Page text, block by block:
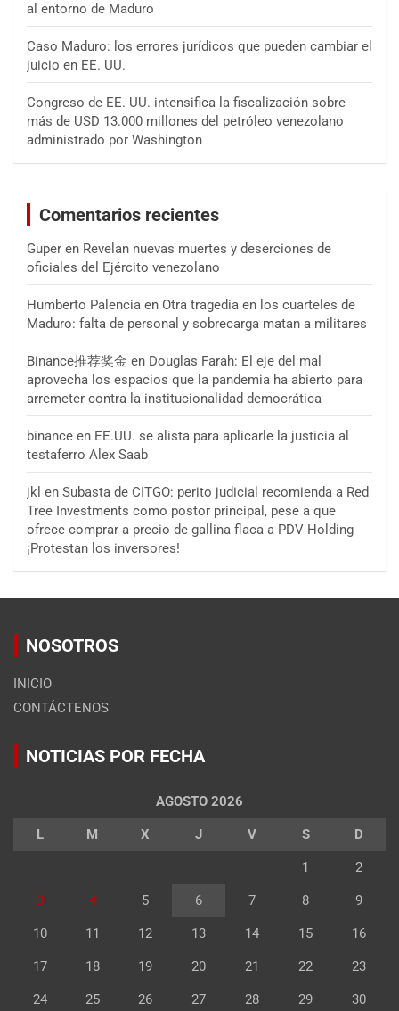
al entorno de Maduro
Caso Maduro: los errores jurídicos que pueden cambiar el
juicio en EE. UU.
Congreso de EE. UU. intensifica la fiscalización sobre
más de USD 13.000 millones del petróleo venezolano
administrado por Washington
Comentarios recientes
Guper en Revelan nuevas muertes y deserciones de
oficiales del Ejército venezolano
Humberto Palencia en Otra tragedia en los cuarteles de
Maduro: falta de personal y sobrecarga matan a militares
Binance推荐奖金 en Douglas Farah: El eje del mal
aprovecha los espacios que la pandemia ha abierto para
arremeter contra la institucionalidad democrática
binance en EE.UU. se alista para aplicarle la justicia al
testaferro Alex Saab
jkl en Subasta de CITGO: perito judicial recomienda a Red
Tree Investments como postor principal, pese a que
ofrece comprar a precio de gallina flaca a PDV Holding
¡Protestan los inversores!
NOSOTROS
INICIO
CONTÁCTENOS
NOTICIAS POR FECHA
AGOSTO 2026
L M X J V S D
1 2
3 4 5 6 7 8 9
10 11 12 13 14 15 16
17 18 19 20 21 22 23
24 25 26 27 28 29 30